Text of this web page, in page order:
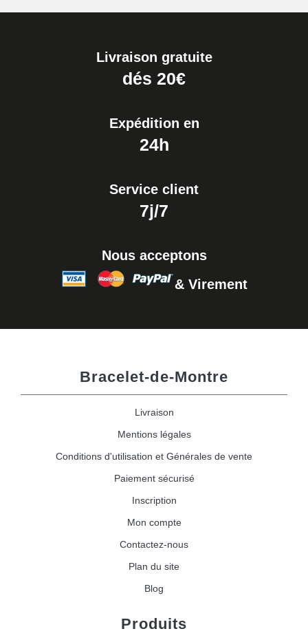
Livraison gratuite
dés 20€
Expédition en
24h
Service client
7j/7
Nous acceptons
& Virement
Bracelet-de-Montre
Livraison
Mentions légales
Conditions d'utilisation et Générales de vente
Paiement sécurisé
Inscription
Mon compte
Contactez-nous
Plan du site
Blog
Produits